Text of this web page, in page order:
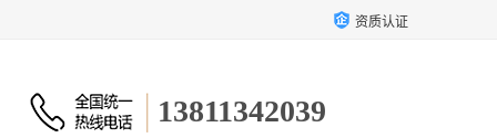
资质认证
13811342039